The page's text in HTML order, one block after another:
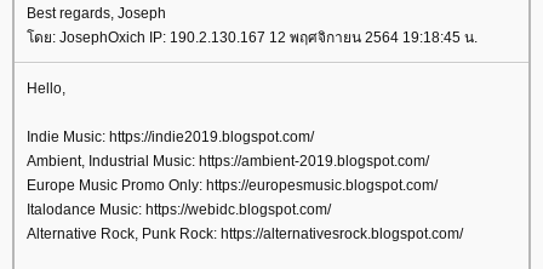
Best regards, Joseph
โดย: JosephOxich IP: 190.2.130.167 12 พฤศจิกายน 2564 19:18:45 น.
Hello,
Indie Music: https://indie2019.blogspot.com/
Ambient, Industrial Music: https://ambient-2019.blogspot.com/
Europe Music Promo Only: https://europesmusic.blogspot.com/
Italodance Music: https://webidc.blogspot.com/
Alternative Rock, Punk Rock: https://alternativesrock.blogspot.com/